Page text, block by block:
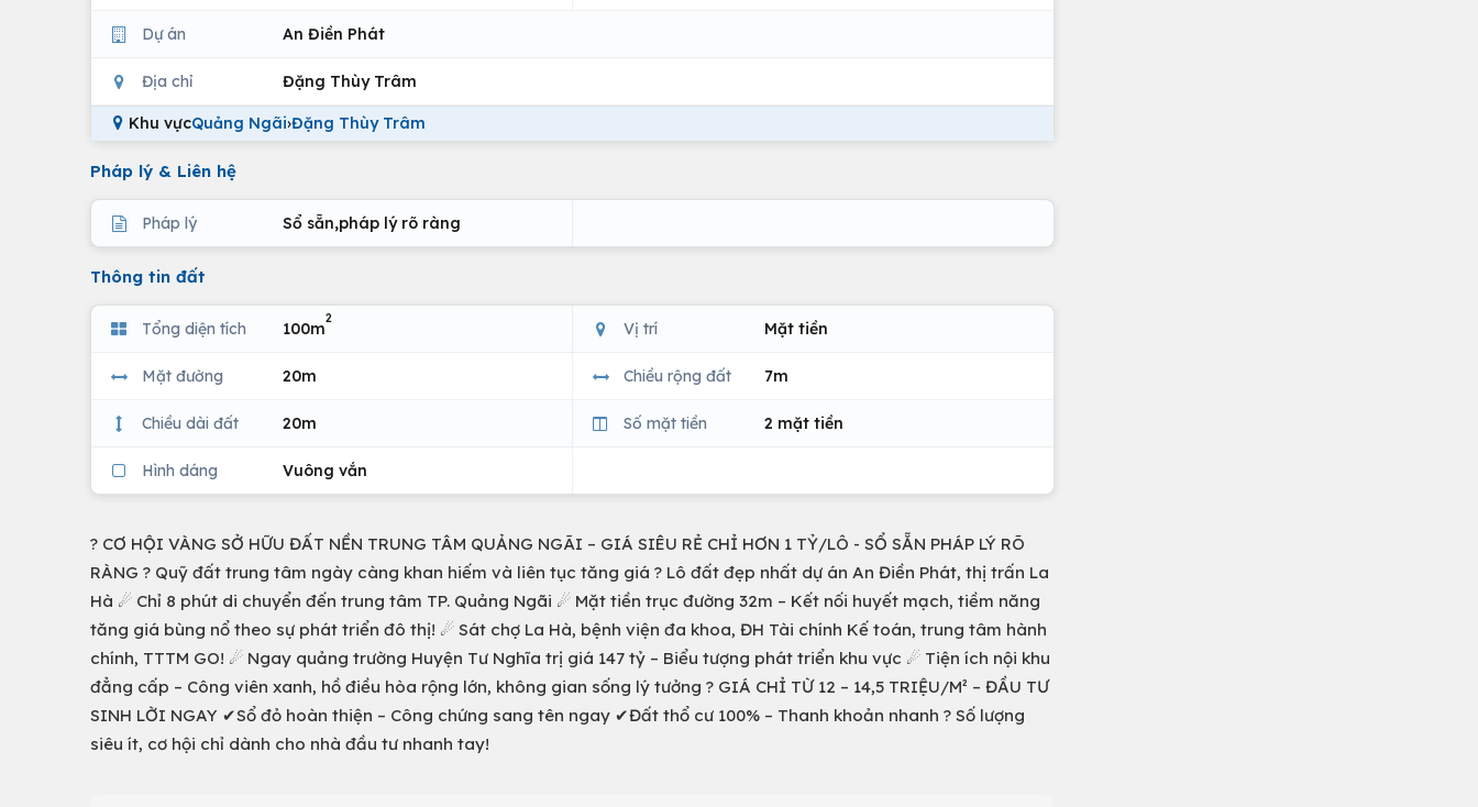
Dự án An Điền Phát
Địa chỉ Đặng Thùy Trâm
Khu vựcQuảng Ngãi›Đặng Thùy Trâm
Pháp lý & Liên hệ
Pháp lý Sổ sẵn,pháp lý rõ ràng
Thông tin đất
Tổng diện tích 100m
2
Vị trí Mặt tiền
Mặt đường 20m Chiều rộng đất 7m
Chiều dài đất 20m Số mặt tiền 2 mặt tiền
Hình dáng Vuông vắn
? CƠ HỘI VÀNG SỞ HỮU ĐẤT NỀN TRUNG TÂM QUẢNG NGÃI – GIÁ SIÊU RẺ CHỈ HƠN 1 TỶ/LÔ - SỔ SẴN PHÁP LÝ RÕ
RÀNG ? Quỹ đất trung tâm ngày càng khan hiếm và liên tục tăng giá ? Lô đất đẹp nhất dự án An Điền Phát, thị trấn La
Hà ☄ Chỉ 8 phút di chuyển đến trung tâm TP. Quảng Ngãi ☄ Mặt tiền trục đường 32m – Kết nối huyết mạch, tiềm năng
tăng giá bùng nổ theo sự phát triển đô thị! ☄ Sát chợ La Hà, bệnh viện đa khoa, ĐH Tài chính Kế toán, trung tâm hành
chính, TTTM GO! ☄ Ngay quảng trường Huyện Tư Nghĩa trị giá 147 tỷ – Biểu tượng phát triển khu vực ☄ Tiện ích nội khu
đẳng cấp – Công viên xanh, hồ điều hòa rộng lớn, không gian sống lý tưởng ? GIÁ CHỈ TỪ 12 – 14,5 TRIỆU/M² – ĐẦU TƯ
SINH LỜI NGAY ✔Sổ đỏ hoàn thiện – Công chứng sang tên ngay ✔Đất thổ cư 100% – Thanh khoản nhanh ? Số lượng
siêu ít, cơ hội chỉ dành cho nhà đầu tư nhanh tay!